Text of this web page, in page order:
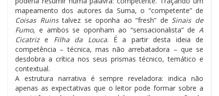
mapeamento dos autores da Suma, o “competente” de
Coisas Ruinstalvez se oponha ao “fresh” de Sinais de
Fumo, e ambos se oponham ao “sensacionalista” de A
Cicatrize Filha da Louca. É a partir desta ideia de
competência – técnica, mas não arrebatadora – que se
desdobra a crítica nos seus prismas técnico, temático e
contextual.
A estrutura narrativa é sempre reveladora: indica não
apenas as expectativas que o leitor pode formar sobre a